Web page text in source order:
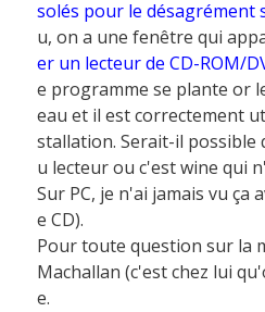
solés pour le désagrément
u, on a une fenêtre qui
er un lecteur de CD-ROM/
e programme se plante or
eau et il est correctement
stallation. Serait-il possible
u lecteur ou c'est wine qui
Sur PC, je n'ai jamais vu ça
e CD).
Pour toute question sur la
Machallan (c'est chez lui
e.